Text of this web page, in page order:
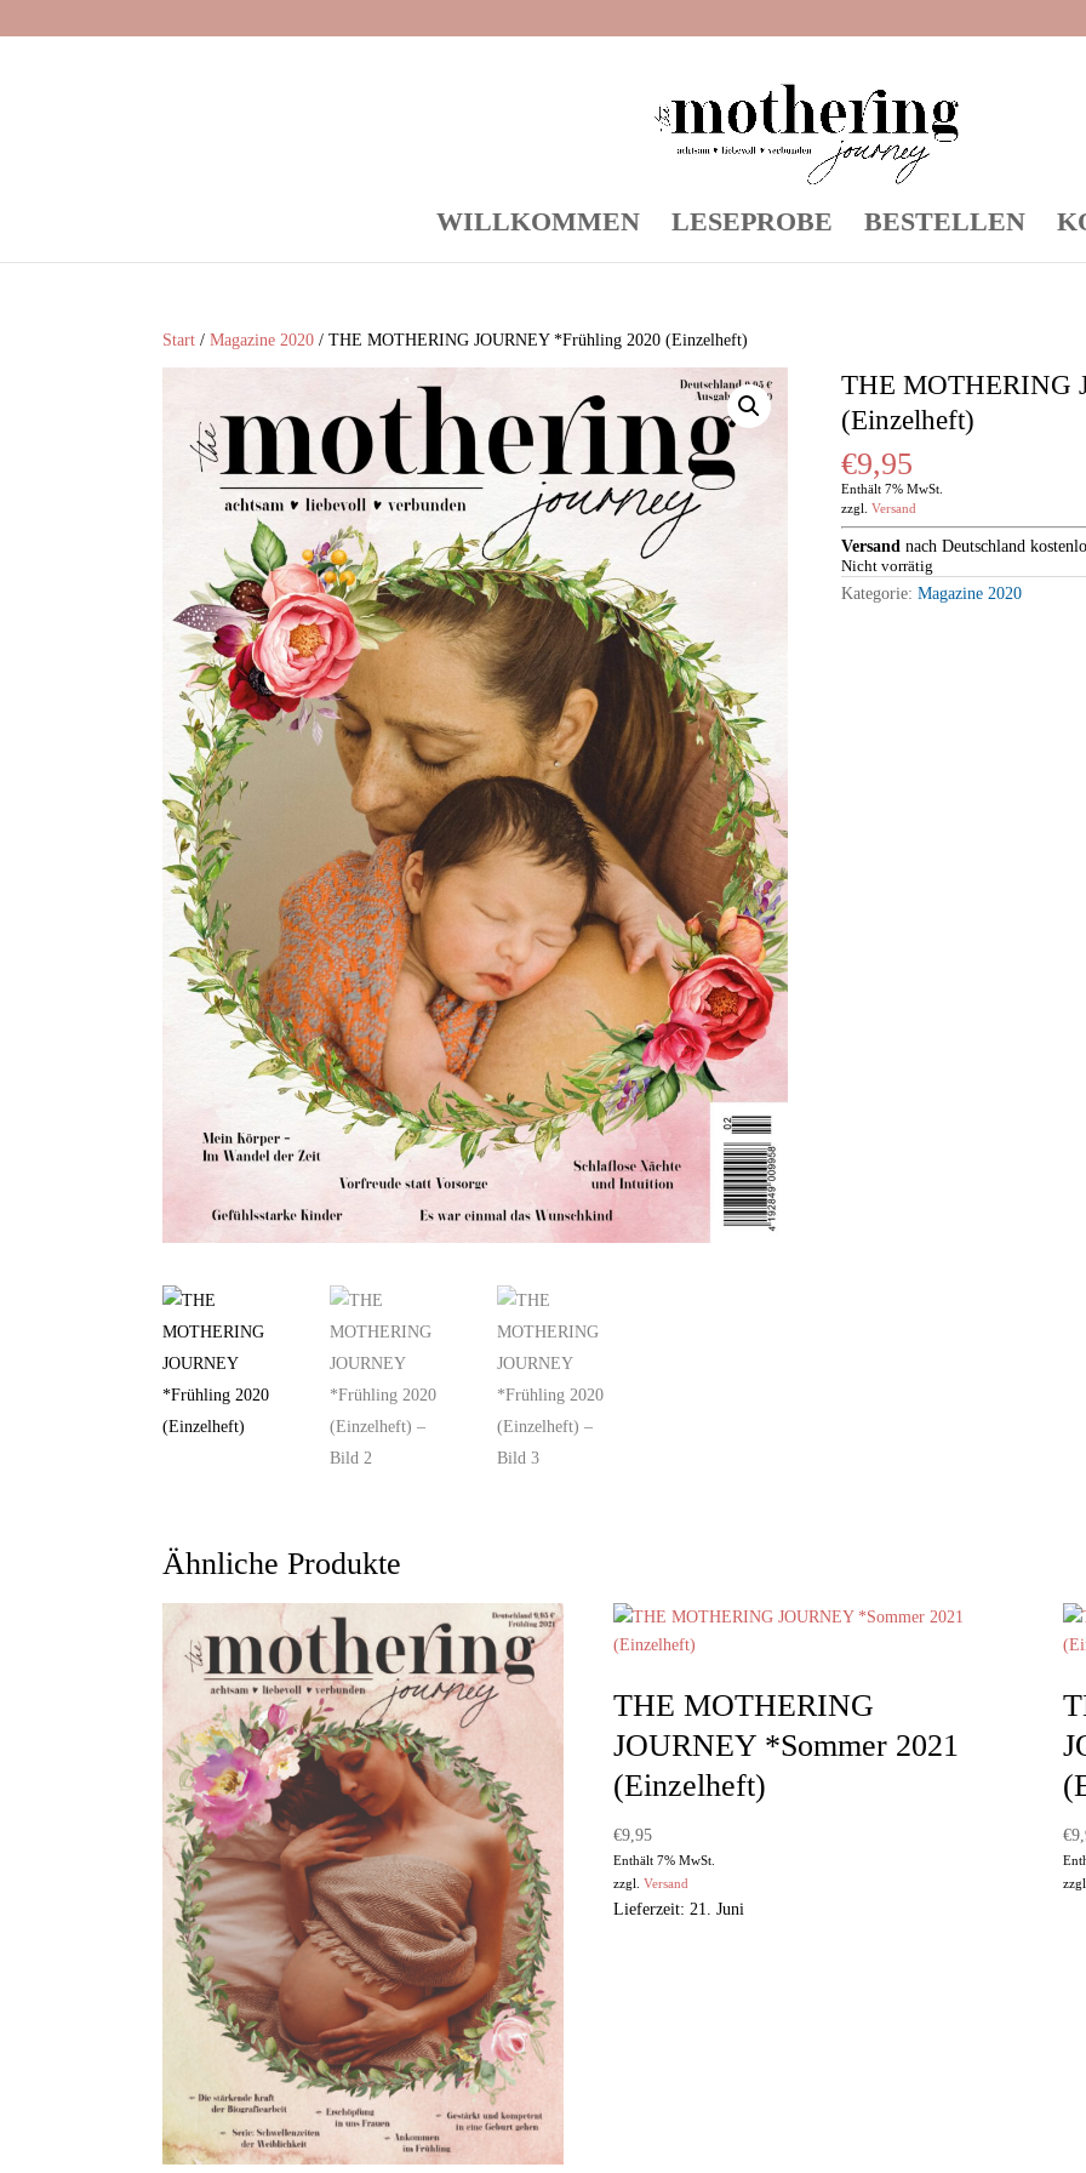
WILLKOMMEN LESEPROBE BESTELLEN
Start /Magazine 2020 / THE MOTHERING JOURNEY *Frühling 2020 (Einzelheft)
THE MOTHERING
(Einzelheft)
€9,95
Enthält 7% MwSt.
zzgl. Versand
Versand nach Deutschland
Nicht vorrätig
Kategorie: Magazine 2020
Ähnliche Produkte
THE MOTHERING
JOURNEY *Sommer 2021
(Einzelheft)
€9,95
Enthält 7% MwSt.
zzgl. Versand
Lieferzeit: 21. Juni
€